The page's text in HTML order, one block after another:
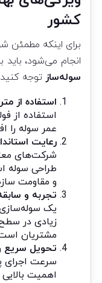
کشور
برای اینکه مطمئن
انجام می‌شود،
سوله‌ساز توجه
استفاده از
استفاده از
عمر سوله را
رعایت
شرکت‌های
طراحی سوله
و مقاومت
تجربه و
یک سوله‌سازی
زیادی در
مشتریان
تحویل
سرعت اجرای
اهمیت بالایی